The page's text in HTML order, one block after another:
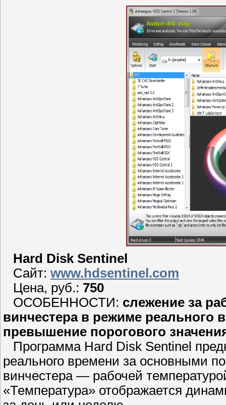
Нard Disk Sentinel
Сайт: www.hdsentinel.com
Цена, руб.: 750
ОСОБЕННОСТИ: слежение за
винчестера в режиме реального
превышение порогового
Программа Нard Disk Sentinel
реального времени за основными
винчестера — рабочей
«Температура» отображается